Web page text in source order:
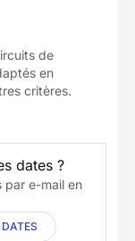
de
en
critères.
dates ?
par e-mail en